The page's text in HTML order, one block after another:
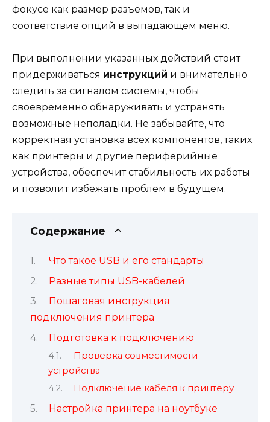
фокусе как размер разъемов, так и
соответствие опций в выпадающем меню.
При выполнении указанных действий стоит
придерживаться инструкций и внимательно
следить за сигналом системы, чтобы
своевременно обнаруживать и устранять
возможные неполадки. Не забывайте, что
корректная установка всех компонентов, таких
как принтеры и другие периферийные
устройства, обеспечит стабильность их работы
и позволит избежать проблем в будущем.
Содержание
Что такое USB и его стандарты
Разные типы USB-кабелей
Пошаговая инструкция
подключения принтера
Подготовка к подключению
Проверка совместимости
устройства
Подключение кабеля к принтеру
Настройка принтера на ноутбуке